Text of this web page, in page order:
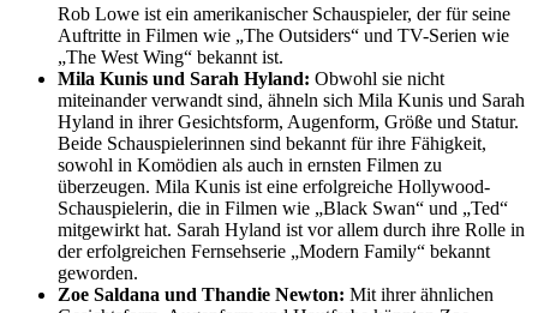
Rob Lowe ist ein amerikanischer Schauspieler, der für seine
Auftritte in Filmen wie „The Outsiders“ und TV-Serien wie
„The West Wing“ bekannt ist.
Mila Kunis und Sarah Hyland: Obwohl sie nicht
miteinander verwandt sind, ähneln sich Mila Kunis und Sarah
Hyland in ihrer Gesichtsform, Augenform, Größe und Statur.
Beide Schauspielerinnen sind bekannt für ihre Fähigkeit,
sowohl in Komödien als auch in ernsten Filmen zu
überzeugen. Mila Kunis ist eine erfolgreiche Hollywood-
Schauspielerin, die in Filmen wie „Black Swan“ und „Ted“
mitgewirkt hat. Sarah Hyland ist vor allem durch ihre Rolle in
der erfolgreichen Fernsehserie „Modern Family“ bekannt
geworden.
Zoe Saldana und Thandie Newton: Mit ihrer ähnlichen